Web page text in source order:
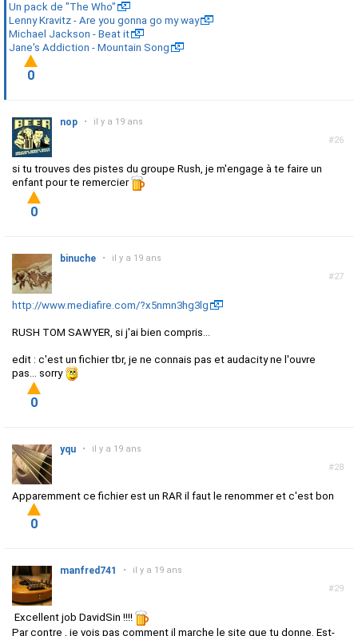
Un pack de "The Who"
Lenny Kravitz - Are you gonna go my way
Michael Jackson - Beat it
Jane's Addiction - Mountain Song
0
#26
nop • il y a 19 ans
si tu trouves des pistes du groupe Rush, je m'engage à te faire un
enfant pour te remercier
0
#27
binuche • il y a 19 ans
http://www.mediafire.com/?x5nmn3hg3lg
RUSH TOM SAWYER, si j'ai bien compris...
edit : c'est un fichier tbr, je ne connais pas et audacity ne l'ouvre
pas... sorry
0
#28
yqu • il y a 19 ans
Apparemment ce fichier est un RAR il faut le renommer et c'est bon
0
#29
manfred741 • il y a 19 ans
Excellent job DavidSin !!!!
Par contre , je vois pas comment il marche le site que tu donne. Est-